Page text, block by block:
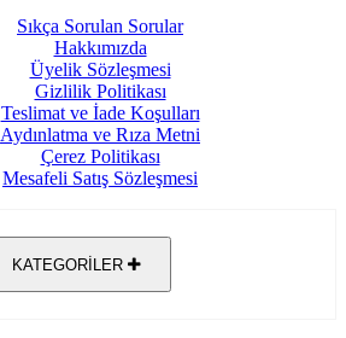
Sıkça Sorulan Sorular
Hakkımızda
Üyelik Sözleşmesi
Gizlilik Politikası
Teslimat ve İade Koşulları
Aydınlatma ve Rıza Metni
Çerez Politikası
Mesafeli Satış Sözleşmesi
KATEGORİLER